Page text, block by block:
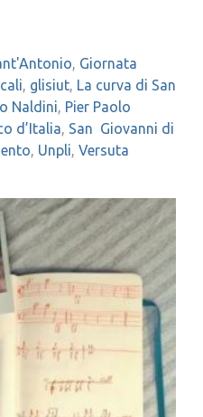
, Giornata
, glisiut, La curva di San
Naldini, Pier Paolo
d’Italia, San Giovanni di
, Unpli, Versuta